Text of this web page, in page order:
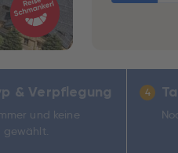
& Verpflegung
und keine
gewählt.
4